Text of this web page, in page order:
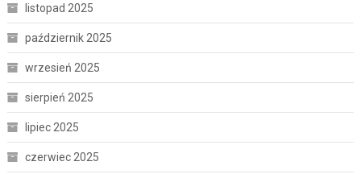
listopad 2025
październik 2025
wrzesień 2025
sierpień 2025
lipiec 2025
czerwiec 2025